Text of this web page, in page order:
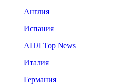
Англия
Испания
АПЛ Top News
Италия
Германия